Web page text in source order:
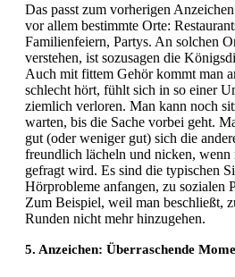
Das passt zum vorherigen
vor allem bestimmte Orte:
Familienfeiern, Partys. An solchen
verstehen, ist sozusagen die
Auch mit fittem Gehör kommt man
schlecht hört, fühlt sich in so einer
ziemlich verloren. Man kann noch
warten, bis die Sache vorbei geht.
gut (oder weniger gut) sich die
freundlich lächeln und nicken, wenn
gefragt wird. Es sind die typischen
Hörprobleme anfangen, zu sozialen
Zum Beispiel, weil man beschließt,
Runden nicht mehr hinzugehen.
5. Anzeichen: Überraschende